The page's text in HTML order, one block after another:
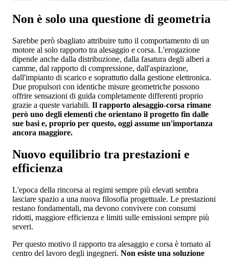
Non è solo una questione di geometria
Sarebbe però sbagliato attribuire tutto il comportamento di un
motore al solo rapporto tra alesaggio e corsa. L'erogazione
dipende anche dalla distribuzione, dalla fasatura degli alberi a
camme, dal rapporto di compressione, dall'aspirazione,
dall'impianto di scarico e soprattutto dalla gestione elettronica.
Due propulsori con identiche misure geometriche possono
offrire sensazioni di guida completamente differenti proprio
grazie a queste variabili. Il rapporto alesaggio-corsa rimane
però uno degli elementi che orientano il progetto fin dalle
sue basi e, proprio per questo, oggi assume un'importanza
ancora maggiore.
Nuovo equilibrio tra prestazioni e
efficienza
L'epoca della rincorsa ai regimi sempre più elevati sembra
lasciare spazio a una nuova filosofia progettuale. Le prestazioni
restano fondamentali, ma devono convivere con consumi
ridotti, maggiore efficienza e limiti sulle emissioni sempre più
severi.
Per questo motivo il rapporto tra alesaggio e corsa è tornato al
centro del lavoro degli ingegneri. Non esiste una soluzione